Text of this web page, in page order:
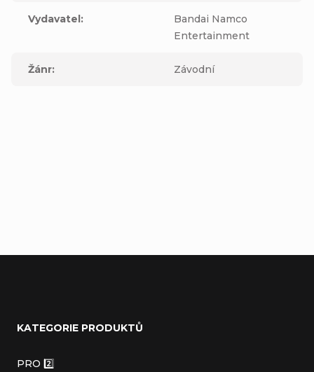
Vydavatel :
Bandai Namco
Entertainment
Žánr: Závodní
KATEGORIE PRODUKTŮ
PRO 2️⃣